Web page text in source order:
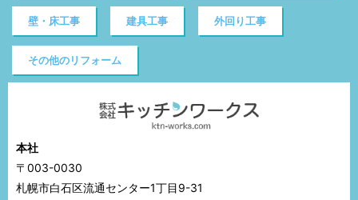
壁・床工事 建具工事 外回り工事
その他のリフォーム
本社
〒003-0030
札幌市白石区流通センター1丁目9-31